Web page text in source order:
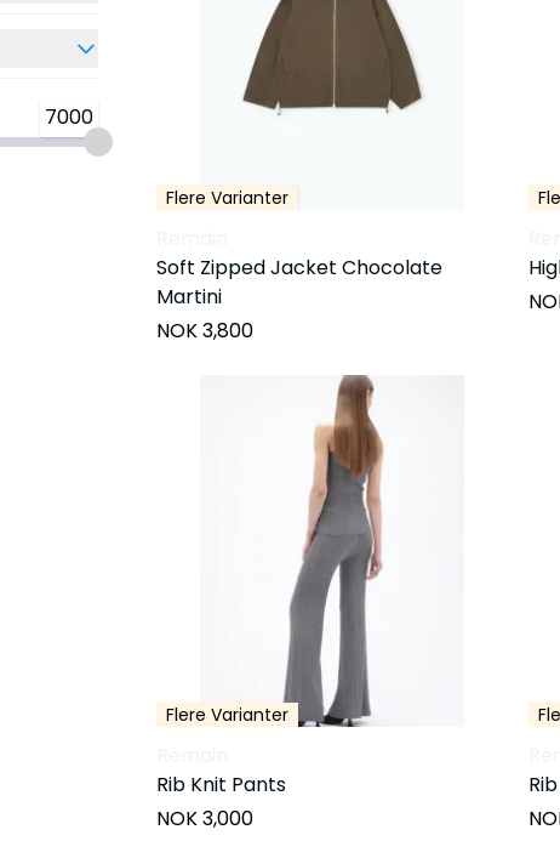
7000
Flere Varianter
Soft Zipped Jacket Chocolate
Martini
NOK 3,800
Flere Varianter
Rib Knit Pants
NOK 3,000